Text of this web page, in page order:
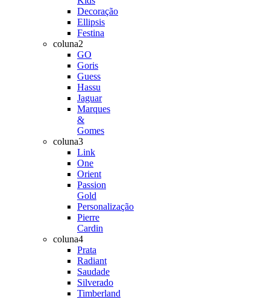
Decoração
Ellipsis
Festina
coluna2
GO
Goris
Guess
Hassu
Jaguar
Marques
&
Gomes
coluna3
Link
One
Orient
Passion
Gold
Personalização
Pierre
Cardin
coluna4
Prata
Radiant
Saudade
Silverado
Timberland